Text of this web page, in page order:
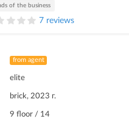
of the business
7 reviews
from agent
elite
brick, 2023 г.
9 floor / 14